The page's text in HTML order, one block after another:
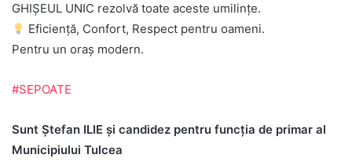
GHIȘEUL UNIC rezolvă toate aceste umilințe.
Eficiență, Confort, Respect pentru oameni.
Pentru un oraș modern.
#SEPOATE
Sunt Ştefan ILIE şi candidez pentru funcţia de primar al
Municipiului Tulcea